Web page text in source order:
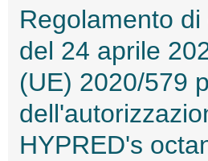
Regolamento
del 24 aprile
(UE) 2020/579
HYPRED's